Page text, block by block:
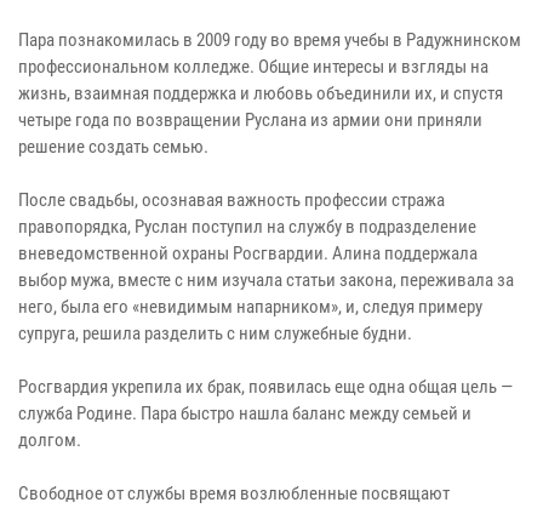
Пара познакомилась в 2009 году во время учебы в Радужнинском
профессиональном колледже. Общие интересы и взгляды на
жизнь, взаимная поддержка и любовь объединили их, и спустя
четыре года по возвращении Руслана из армии они приняли
решение создать семью.
После свадьбы, осознавая важность профессии стража
правопорядка, Руслан поступил на службу в подразделение
вневедомственной охраны Росгвардии. Алина поддержала
выбор мужа, вместе с ним изучала статьи закона, переживала за
него, была его «невидимым напарником», и, следуя примеру
супруга, решила разделить с ним служебные будни.
Росгвардия укрепила их брак, появилась еще одна общая цель —
служба Родине. Пара быстро нашла баланс между семьей и
долгом.
Свободное от службы время возлюбленные посвящают